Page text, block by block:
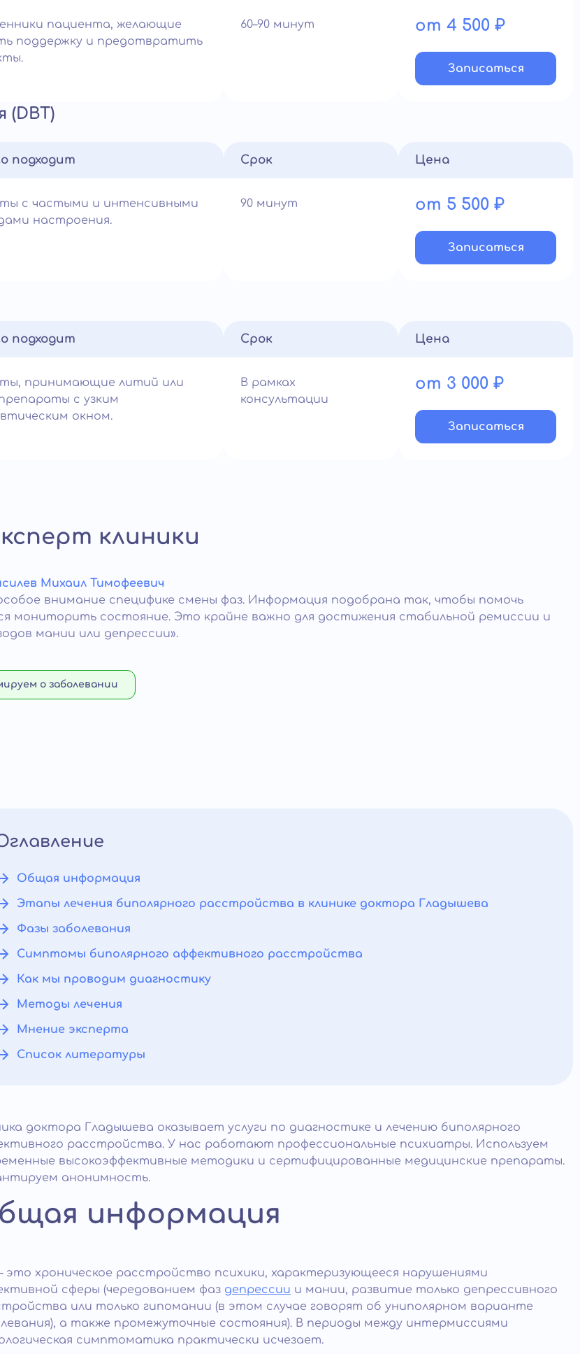
пациента, желающие
поддержку и предотвратить
60–90 минут от 4 500 ₽
Записатьcя
подходит
с частыми и интенсивными
настроения.
Срок
90 минут
Цена
от 5 500 ₽
Записатьcя
подходит
принимающие литий или
с узким
окном.
Срок
В рамках
консультации
Цена
от 3 000 ₽
Записатьcя
клиники
Михаил Тимофеевич
внимание специфике смены фаз. Информация подобрана так, чтобы помочь
мониторить состояние. Это крайне важно для достижения стабильной ремиссии и
мании или депрессии».
о заболевании
Общая информация
Этапы лечения биполярного расстройства в клинике доктора Гладышева
Фазы заболевания
Симптомы биполярного аффективного расстройства
Как мы проводим диагностику
Методы лечения
Мнение эксперта
Список литературы
доктора Гладышева оказывает услуги по диагностике и лечению биполярного
расстройства. У нас работают профессиональные психиатры. Используем
высокоэффективные методики и сертифицированные медицинские препараты.
анонимность.
информация
это хроническое расстройство психики, характеризующееся нарушениями
сферы (чередованием фаз депрессии и мании, развитие только депрессивного
или только гипомании (в этом случае говорят об униполярном варианте
а также промежуточные состояния). В периоды между интермиссиями
симптоматика практически исчезает.